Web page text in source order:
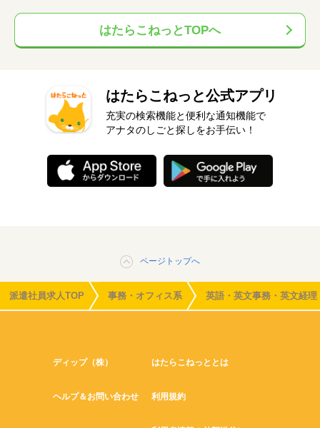
はたらこねっとTOPへ
はたらこねっと公式アプリ
充実の検索機能と便利な通知機能で
アナタのしごと探しをお手伝い！
ページトップへ
派遣社員求人TOP 事務・オフィス系 英語・英文事務・英文経理
ディップ（株） はたらこねっととは
ヘルプ＆お問い合わせ 利用規約